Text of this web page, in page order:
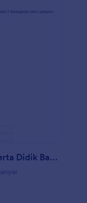
Formulir Penerimaan Peserta Didik Baru Smk Penda 2 Karanganyar